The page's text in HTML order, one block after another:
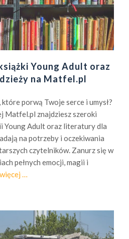
Young Adult oraz
na Matfel.pl
porwą Twoje serce i umysł?
Matfel.pl znajdziesz szeroki
Young Adult oraz literatury dla
na potrzeby i oczekiwania
czytelników. Zanurz się w
pełnych emocji, magii i
k
r
y
…